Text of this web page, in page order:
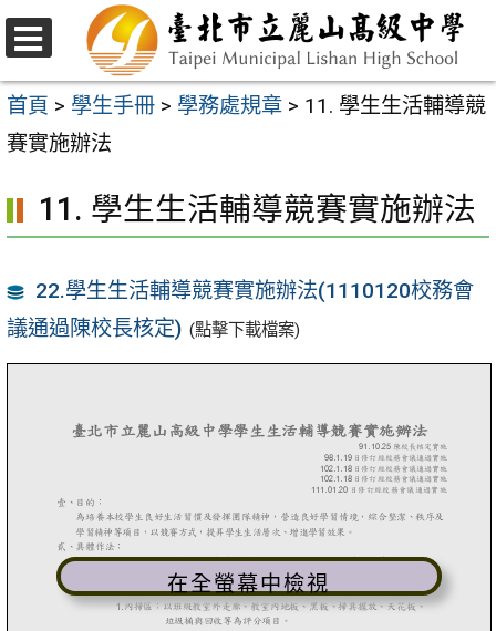
跳
至
主
要
容
區
選
單
首頁 > 學生手冊 > 學務處規章 > 11. 學生生活輔導競
賽實施辦法
11. 學生生活輔導競賽實施辦法
22.學生生活輔導競賽實施辦法(1110120校務會
議通過陳校長核定) (點擊下載檔案)
在全螢幕中檢視